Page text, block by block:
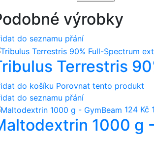
výrobky
do seznamu přání
Terrestris
do košíku Porovnat tento produkt
do seznamu přání
124 Kč
1000 g